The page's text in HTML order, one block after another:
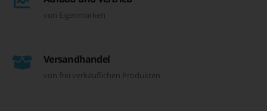
von Eigenmarken
Versandhandel
von frei verkäuflichen Produkten